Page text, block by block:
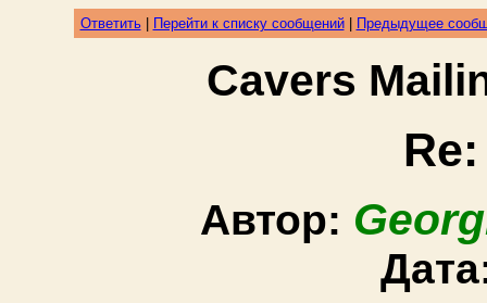
Ответить| Перейти к списку сообщений| Предыдущее
Cavers
Автор: